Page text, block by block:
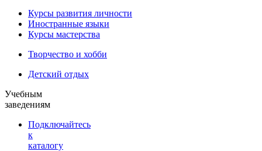
Курсы развития личности
Иностранные языки
Курсы мастерства
Творчество и хобби
Детский отдых
Учебным
заведениям
Подключайтесь
к
каталогу